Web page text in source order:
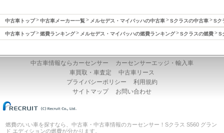
中古車トップ 中古車メーカー一覧 メルセデス・マイバッハの中古車 Sクラスの中古車 Sク
中古車トップ 燃費ランキング メルセデス・マイバッハの燃費ランキング Sクラスの燃費 S
中古車情報ならカーセンサー
カーセンサーエッジ・輸入車
車買取・車査定
中古車リース
プライバシーポリシー
利用規約
サイトマップ
お問い合わせ
燃費のいい車を探すなら、中古車・中古車情報のカーセンサー！Sクラス S560 グラン
ド エディションの燃費が分かります。